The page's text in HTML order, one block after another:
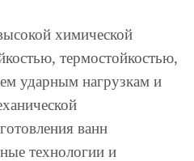
химической
термостойкостью,
ударным нагрузкам и
ванн
технологии и